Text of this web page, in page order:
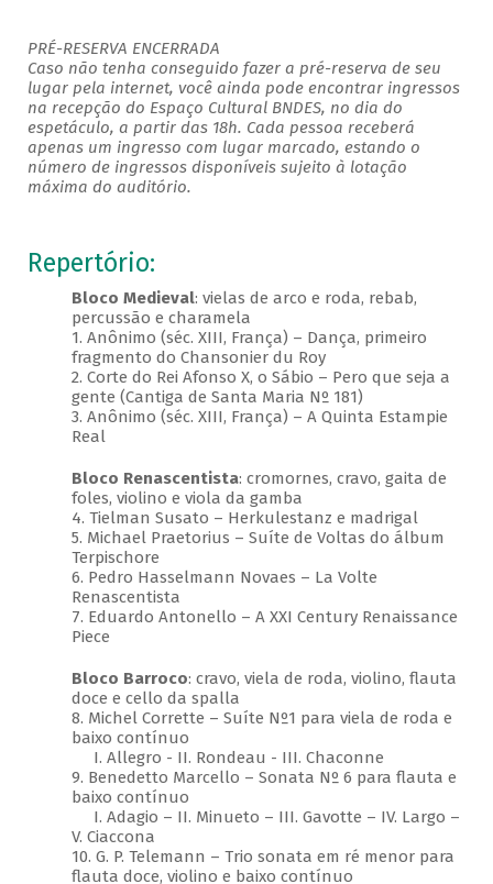
PRÉ-RESERVA ENCERRADA
Caso não tenha conseguido fazer a pré-reserva de seu
lugar pela internet, você ainda pode encontrar ingressos
na recepção do Espaço Cultural BNDES, no dia do
espetáculo, a partir das 18h. Cada pessoa receberá
apenas um ingresso com lugar marcado, estando o
número de ingressos disponíveis sujeito à lotação
máxima do auditório.
Repertório:
Bloco Medieval: vielas de arco e roda, rebab,
percussão e charamela
1. Anônimo (séc. XIII, França) – Dança, primeiro
fragmento do Chansonier du Roy
2. Corte do Rei Afonso X, o Sábio – Pero que seja a
gente (Cantiga de Santa Maria Nº 181)
3. Anônimo (séc. XIII, França) – A Quinta Estampie
Real
Bloco Renascentista: cromornes, cravo, gaita de
foles, violino e viola da gamba
4. Tielman Susato – Herkulestanz e madrigal
5. Michael Praetorius – Suíte de Voltas do álbum
Terpischore
6. Pedro Hasselmann Novaes – La Volte
Renascentista
7. Eduardo Antonello – A XXI Century Renaissance
Piece
Bloco Barroco: cravo, viela de roda, violino, flauta
doce e cello da spalla
8. Michel Corrette – Suíte Nº1 para viela de roda e
baixo contínuo
I. Allegro - II. Rondeau - III. Chaconne
9. Benedetto Marcello – Sonata Nº 6 para flauta e
baixo contínuo
I. Adagio – II. Minueto – III. Gavotte – IV. Largo –
V. Ciaccona
10. G. P. Telemann – Trio sonata em ré menor para
flauta doce, violino e baixo contínuo